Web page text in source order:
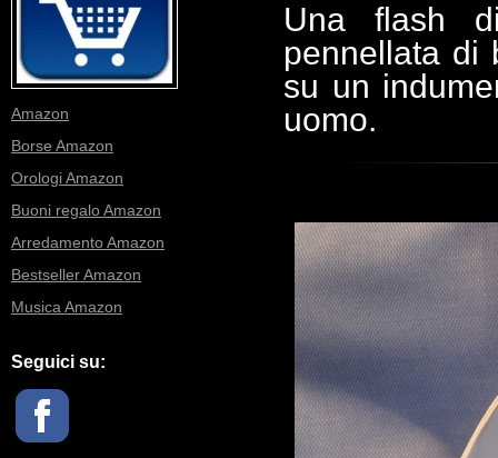
Una flash
pennellata di
su un
uomo.
Amazon
Borse Amazon
Orologi Amazon
Buoni regalo Amazon
Arredamento Amazon
Bestseller Amazon
Musica Amazon
Seguici su: